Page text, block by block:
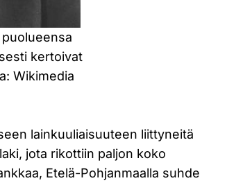
kertoivat
Wikimedia
lainkuuliaisuuteen liittyneitä
jota rikottiin paljon koko
Etelä-Pohjanmaalla suhde